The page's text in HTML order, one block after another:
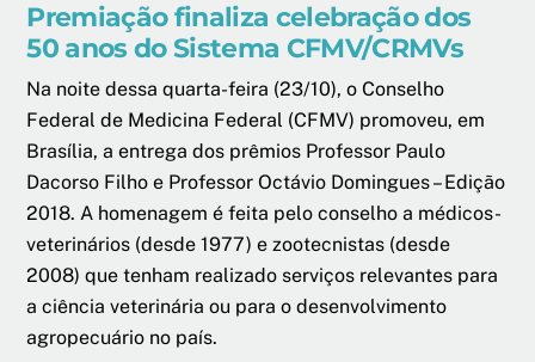
Premiação finaliza celebração dos
50 anos do Sistema CFMV/CRMVs
Na noite dessa quarta-feira (23/10), o Conselho
Federal de Medicina Federal (CFMV) promoveu, em
Brasília, a entrega dos prêmios Professor Paulo
Dacorso Filho e Professor Octávio Domingues – Edição
2018. A homenagem é feita pelo conselho a médicos-
veterinários (desde 1977) e zootecnistas (desde
2008) que tenham realizado serviços relevantes para
a ciência veterinária ou para o desenvolvimento
agropecuário no país.